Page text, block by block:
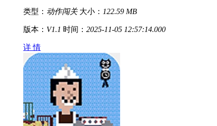
类型： 动作闯关 大小： 122.59 MB
版本： V1.1 时间： 2025-11-05 12:57:14.000
详 情